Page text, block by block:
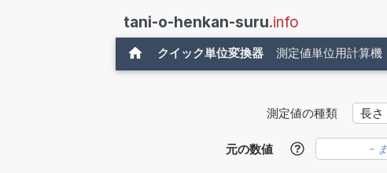
tani-o-henkan-suru.info
クイック単位変換器 測定値単位用計算機
測定値の種類
元の数値 ?